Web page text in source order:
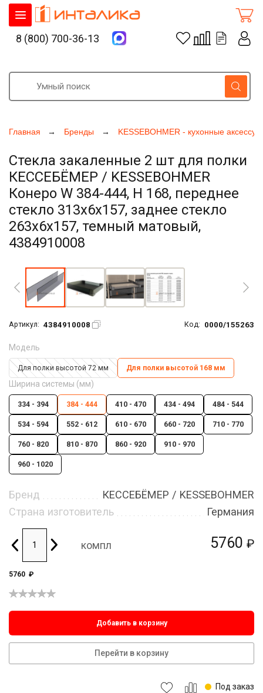
Главная Бренды KESSEBOHMER - кухонные
Стекла закаленные 2 шт для полки
КЕССЕБЁМЕР / KESSEBOHMER
Конеро W 384-444, H 168, переднее
стекло 313x6x157, заднее стекло
263x6x157, темный матовый,
4384910008
Артикул: 4384910008 Код: 0000/155263
5760 ₽
Модель
Для полки высотой 72 мм Для полки высотой 168 мм
Ширина системы (мм)
334 - 394 384 - 444 410 - 470 434 - 494 484 - 544
534 - 594 552 - 612 610 - 670 660 - 720 710 - 770
760 - 820 810 - 870 860 - 920 910 - 970
960 - 1020
Бренд
КЕССЕБЁМЕР / KESSEBOHMER
Страна изготовитель
Германия
компл
5760 ₽
Добавить в корзину
Перейти в корзину
Под заказ
8 (800) 700-36-13